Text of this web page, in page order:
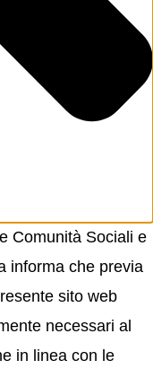
Comunità Sociali e
informa che previa
sito web
necessari al
in linea con le